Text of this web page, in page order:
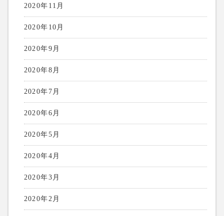
2020年11月
2020年10月
2020年9月
2020年8月
2020年7月
2020年6月
2020年5月
2020年4月
2020年3月
2020年2月